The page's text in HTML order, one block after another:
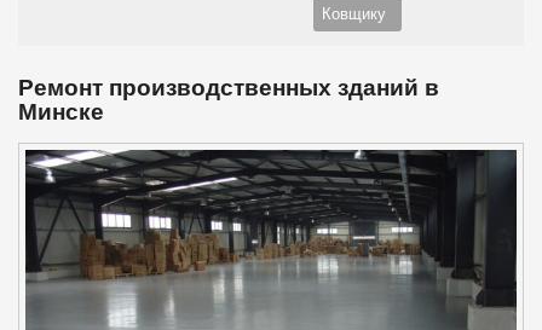
Ковщику
Ремонт производственных зданий в
Минске